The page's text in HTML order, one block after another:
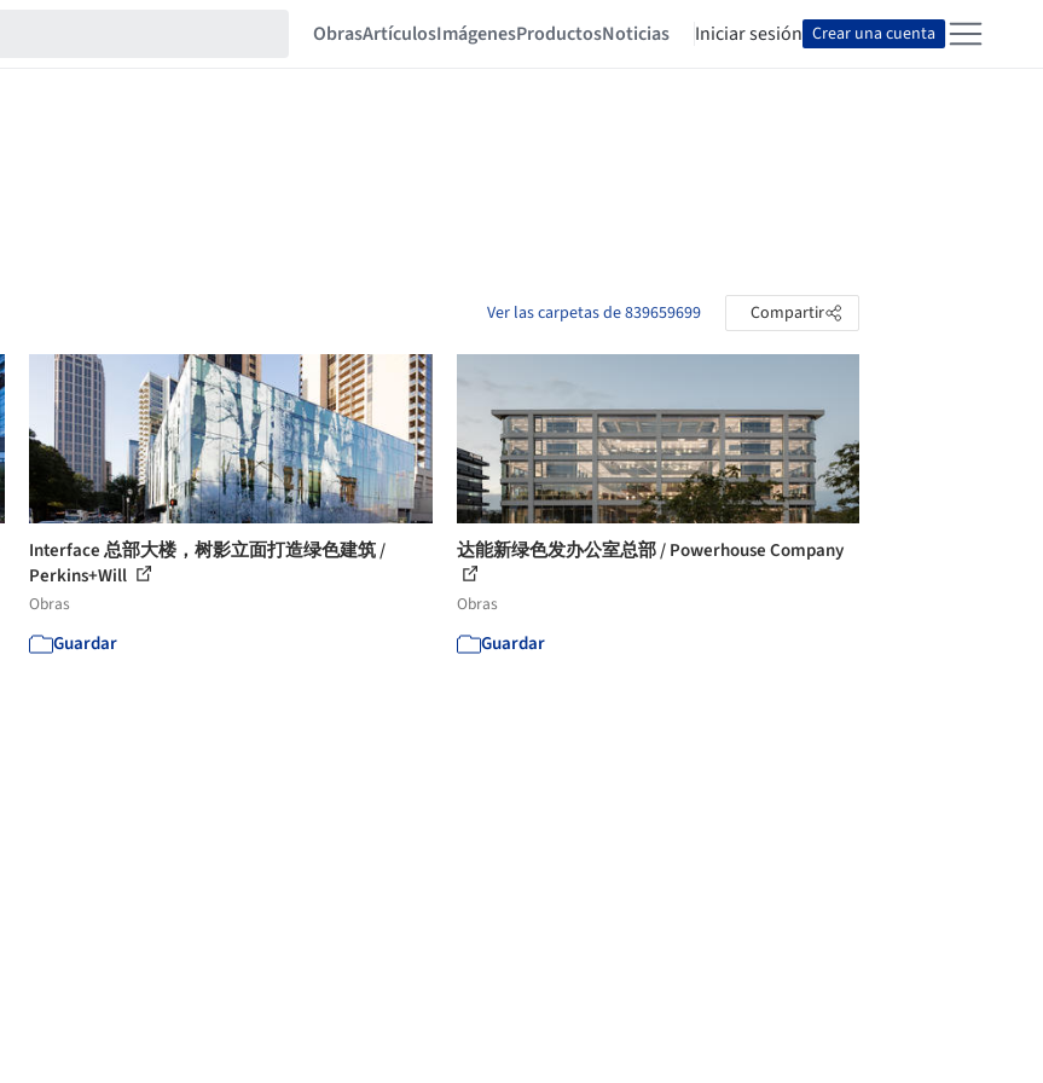
ObrasArtículosImágenesProductosNoticias Iniciar sesión Crear una cuenta
Ver las carpetas de 839659699 Compartir
Interface 总部大楼，树影立面打造绿色建筑 /
Perkins+Will
Obras
Guardar
达能新绿色发办公室总部 / Powerhouse Company
Obras
Guardar